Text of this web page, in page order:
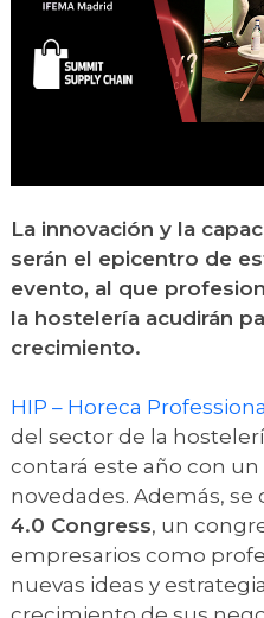
La innovación y la
serán el epicentro de
evento, al que
la hostelería acudirán
crecimiento.
HIP – Horeca
del sector de la
contará este año con
novedades. Además, se
4.0 Congress, un
empresarios como
nuevas ideas y